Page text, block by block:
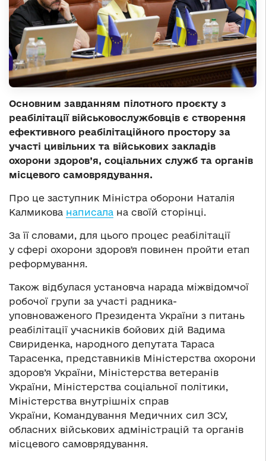
Основним завданням пілотного проєкту з
реабілітації військовослужбовців є створення
ефективного реабілітаційного простору за
участі цивільних та військових закладів
охорони здоров’я, соціальних служб та органів
місцевого самоврядування.
Про це заступник Міністра оборони Наталія
Калмикова написала на своїй сторінці.
За її словами, для цього процес реабілітації
у сфері охорони здоровʼя повинен пройти етап
реформування.
Також відбулася установча нарада міжвідомчої
робочої групи за участі радника-
уповноваженого Президента України з питань
реабілітації учасників бойових дій Вадима
Свириденка, народного депутата Тараса
Тарасенка, представників Міністерства охорони
здоров’я України, Міністерства ветеранів
України, Міністерства соціальної політики,
Міністерства внутрішніх справ
України, Командування Медичних сил ЗСУ,
обласних військових адміністрацій та органів
місцевого самоврядування.